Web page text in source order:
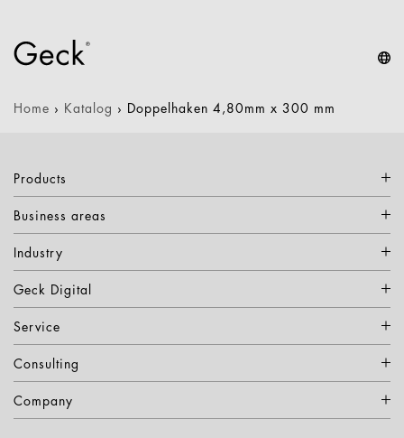
Home › Katalog › Doppelhaken 4,80mm x 300 mm
Products
Business areas
Industry
Geck Digital
Service
Consulting
Company